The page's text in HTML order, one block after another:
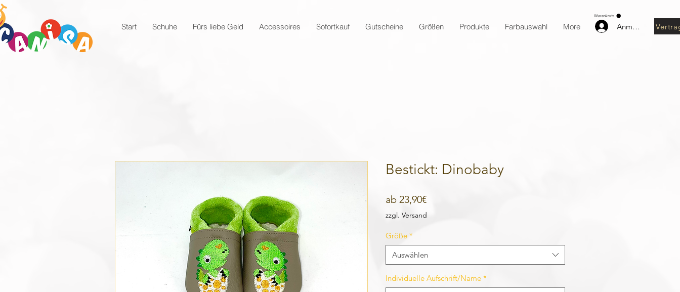
Warenkorb
Start Schuhe Fürs liebe Geld Accessoires Sofortkauf Gutscheine Größen Produkte Farbauswahl More Anmelden
Bestickt: Dinobaby
ab 23,90€Sale-
Preis
zzgl. Versand
Größe *
Auswählen
Individuelle Aufschrift/Name *